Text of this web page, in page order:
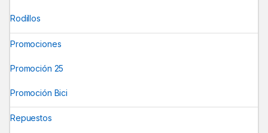
Rodillos
Promociones
Promoción 25
Promoción Bici
Repuestos